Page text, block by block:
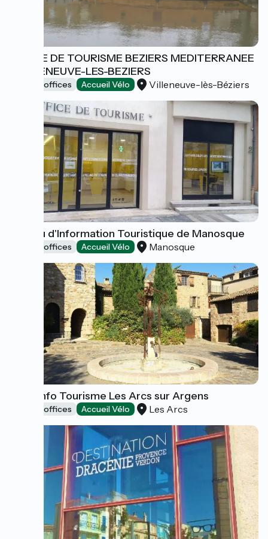
OFFICE DE TOURISME BEZIERS MEDITERRANEE
- VILLENEUVE-LES-BEZIERS
Tourist offices Accueil Vélo Villeneuve-lès-Béziers
Bureau d'Information Touristique de Manosque
Tourist offices Accueil Vélo Manosque
Point Info Tourisme Les Arcs sur Argens
Tourist offices Accueil Vélo Les Arcs